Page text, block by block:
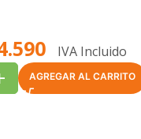
IVA Incluido
AGREGAR AL CARRITO